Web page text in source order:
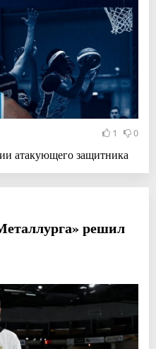
1 0
атакующего защитника
решил